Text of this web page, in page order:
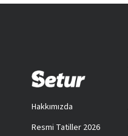
Hakkımızda
Resmi Tatiller 2026